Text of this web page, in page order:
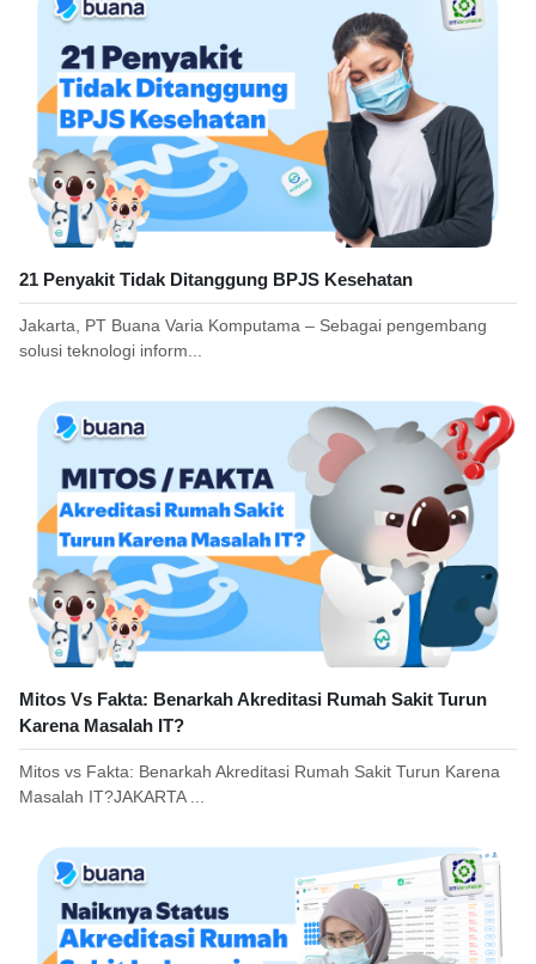
21 Penyakit Tidak Ditanggung BPJS Kesehatan
Jakarta, PT Buana Varia Komputama – Sebagai pengembang
solusi teknologi inform...
Mitos Vs Fakta: Benarkah Akreditasi Rumah Sakit Turun
Karena Masalah IT?
Mitos vs Fakta: Benarkah Akreditasi Rumah Sakit Turun Karena
Masalah IT?JAKARTA ...